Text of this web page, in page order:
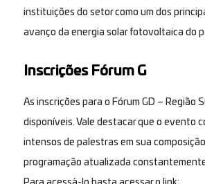
instituições do setor como um dos
avanço da energia solar fotovoltaica do
Inscrições Fórum G
As inscrições para o Fórum GD – Região
disponíveis. Vale destacar que o evento
intensos de palestras em sua
programação atualizada